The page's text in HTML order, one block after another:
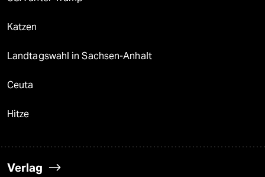
Katzen
Landtagswahl in Sachsen-Anhalt
Ceuta
Hitze
Verlag